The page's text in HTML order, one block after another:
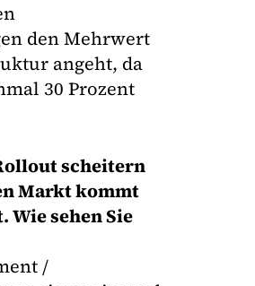
den Mehrwert
angeht, da
30 Prozent
scheitern
Markt kommt
Wie sehen Sie
/